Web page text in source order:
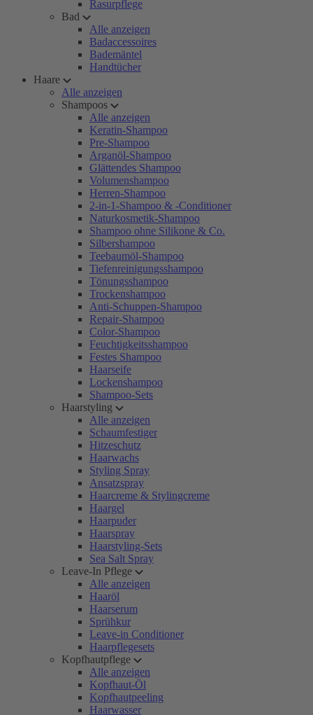
Rasurpflege
Bad
Alle anzeigen
Badaccessoires
Bademäntel
Handtücher
Haare
Alle anzeigen
Shampoos
Alle anzeigen
Keratin-Shampoo
Pre-Shampoo
Arganöl-Shampoo
Glättendes Shampoo
Volumenshampoo
Herren-Shampoo
2-in-1-Shampoo & -Conditioner
Naturkosmetik-Shampoo
Shampoo ohne Silikone & Co.
Silbershampoo
Teebaumöl-Shampoo
Tiefenreinigungsshampoo
Tönungsshampoo
Trockenshampoo
Anti-Schuppen-Shampoo
Repair-Shampoo
Color-Shampoo
Feuchtigkeitsshampoo
Festes Shampoo
Haarseife
Lockenshampoo
Shampoo-Sets
Haarstyling
Alle anzeigen
Schaumfestiger
Hitzeschutz
Haarwachs
Styling Spray
Ansatzspray
Haarcreme & Stylingcreme
Haargel
Haarpuder
Haarspray
Haarstyling-Sets
Sea Salt Spray
Leave-In Pflege
Alle anzeigen
Haaröl
Haarserum
Sprühkur
Leave-in Conditioner
Haarpflegesets
Kopfhautpflege
Alle anzeigen
Kopfhaut-Öl
Kopfhautpeeling
Haarwasser